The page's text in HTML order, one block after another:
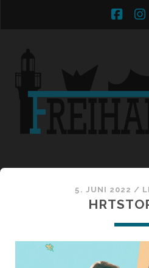
5. JUNI 2022 /